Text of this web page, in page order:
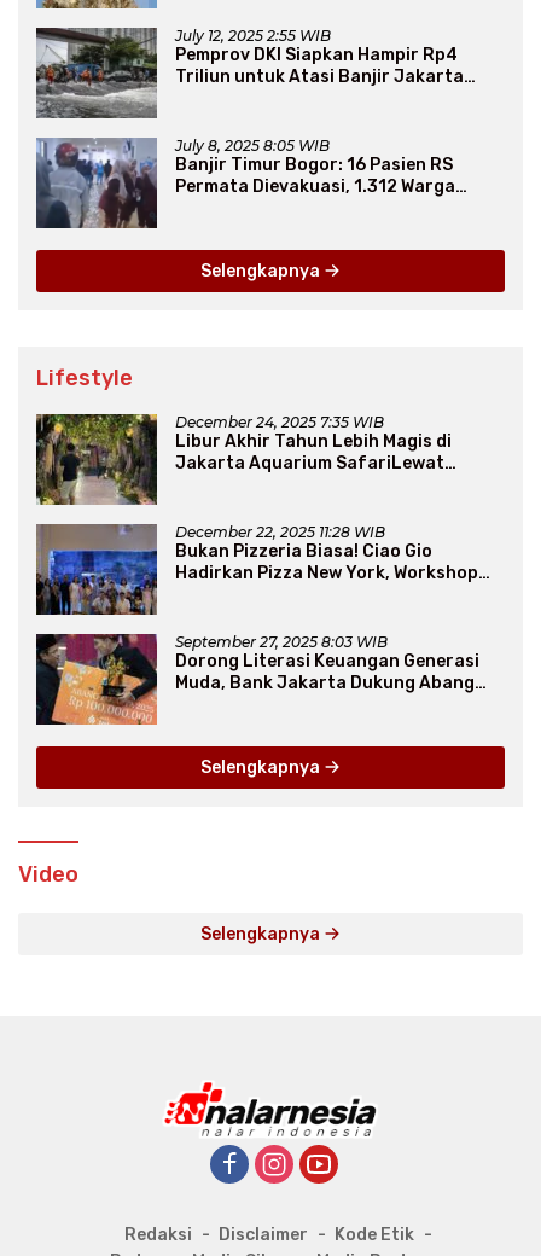
July 12, 2025 2:55 WIB
Pemprov DKI Siapkan Hampir Rp4
Triliun untuk Atasi Banjir Jakarta
July 8, 2025 8:05 WIB
Banjir Timur Bogor: 16 Pasien RS
Permata Dievakuasi, 1.312 Warga
Selengkapnya
Lifestyle
December 24, 2025 7:35 WIB
Libur Akhir Tahun Lebih Magis di
Jakarta Aquarium SafariLewat
December 22, 2025 11:28 WIB
Bukan Pizzeria Biasa! Ciao Gio
Hadirkan Pizza New York, Workshop
September 27, 2025 8:03 WIB
Dorong Literasi Keuangan Generasi
Muda, Bank Jakarta Dukung Abang
Selengkapnya
Video
Selengkapnya
Redaksi Disclaimer
Kode Etik